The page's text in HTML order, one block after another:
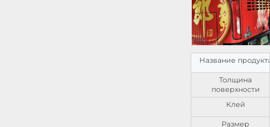
Название продукта
Толщина
поверхности
Клей
Размер